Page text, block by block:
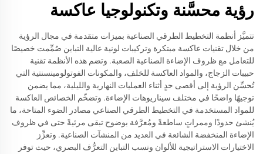
رؤية محسَّنة وتكنولوجيا عاكسة
تتميَّز أنظمة التخطيط الطرقي الصناعية بميزات متقدمة في مجال الرؤية
من خلال تقنيات عاكسة مبتكرة وتركيبات لونية عالية التباين صُمِّمت خصيصًا
للتعامل مع ظروف الإضاءة الصناعية الصعبة. وتضم هذه الأنظمة تقنية
حبيبات الزجاج، والمواد العاكسة للخلف، والمكونات الفوتولومينسنتية التي
تُحسِّن الرؤية إلى أقصى حدٍ أثناء العمليات النهارية والليلية، مما يضمن
توجيهًا واضحًا في مختلف سيناريوهات الإضاءة. وتضخّم الخصائص العاكسة
للمواد المستخدمة في التخطيط الطرقي الصناعي مصادر الضوء المتاحة، ما
يُنشئ حدودًا وممراتٍ ساطعةً ومُعرَّفة بوضوح تبقى مرئيةً حتى في ظروف
الإضاءة المنخفضة الشائعة في العديد من المنشآت الصناعية. وتعزِّز
الاختيارات الاستراتيجية للألوان ونسب التباين التعرُّف البصري، حيث توفر